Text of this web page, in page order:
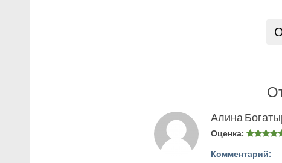
Алина
Оценка:
Комментарий: